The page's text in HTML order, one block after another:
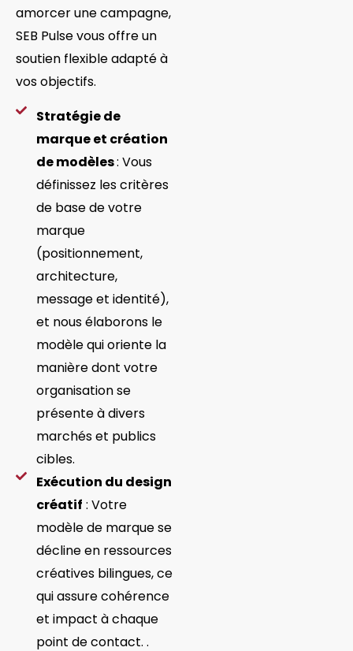
amorcer une campagne,
SEB Pulse vous offre un
soutien flexible adapté à
vos objectifs.
Stratégie de
marque et création
de modèles: Vous
définissez les critères
de base de votre
marque
(positionnement,
architecture,
message et identité),
et nous élaborons le
modèle qui oriente la
manière dont votre
organisation se
présente à divers
marchés et publics
cibles.
Exécution du design
créatif : Votre
modèle de marque se
décline en ressources
créatives bilingues, ce
qui assure cohérence
et impact à chaque
point de contact. .